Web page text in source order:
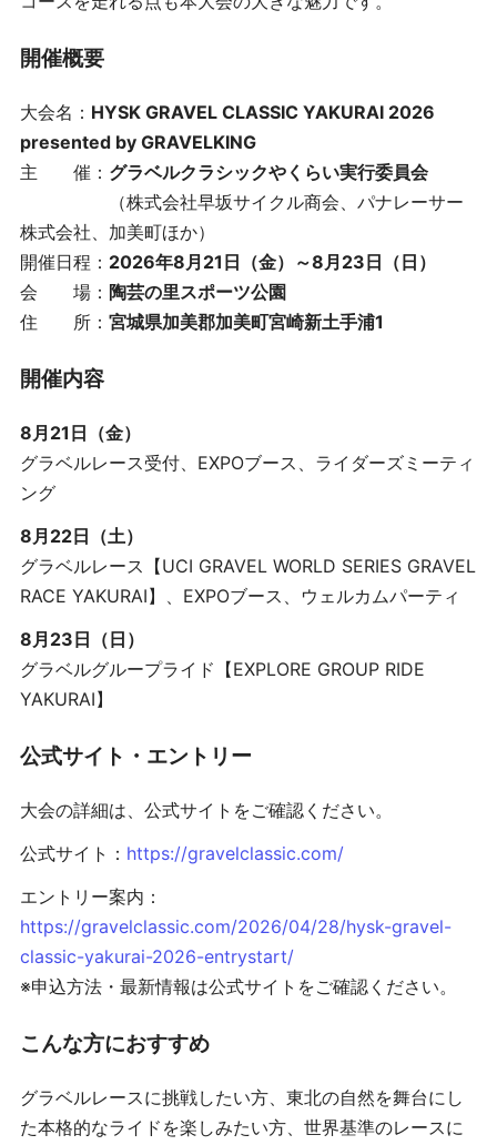
開催概要
大会名： HYSK GRAVEL CLASSIC YAKURAI 2026
presented by GRAVELKING
主 催： グラベルクラシックやくらい実行委員会
（株式会社早坂サイクル商会、パナレーサー
株式会社、加美町ほか）
開催日程： 2026年8月21日（金）～8月23日（日）
会 場： 陶芸の里スポーツ公園
住 所： 宮城県加美郡加美町宮崎新土手浦1
開催内容
8月21日（金）
グラベルレース受付、EXPOブース、ライダーズミーティ
ング
8月22日（土）
グラベルレース【UCI GRAVEL WORLD SERIES GRAVEL
RACE YAKURAI】、EXPOブース、ウェルカムパーティ
8月23日（日）
グラベルグループライド【EXPLORE GROUP RIDE
YAKURAI】
公式サイト・エントリー
大会の詳細は、公式サイトをご確認ください。
公式サイト： https://gravelclassic.com/
エントリー案内：
https://gravelclassic.com/2026/04/28/hysk-gravel-
classic-yakurai-2026-entrystart/
※申込方法・最新情報は公式サイトをご確認ください。
こんな方におすすめ
グラベルレースに挑戦したい方、東北の自然を舞台にし
た本格的なライドを楽しみたい方、世界基準のレースに